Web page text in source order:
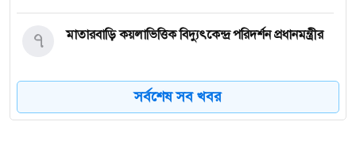
মাতারবাড়ি কয়লাভিত্তিক বিদ্যুৎকেন্দ্র পরিদর্শন প্রধানমন্ত্রীর
৭
বিভ্রান্তকারীদের ব্যাপারে সতর্ক থাকুন : প্রধানমন্ত্রী
সর্বশেষ সব খবর